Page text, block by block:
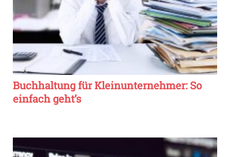
Buchhaltung für Kleinunternehmer: So
einfach geht’s